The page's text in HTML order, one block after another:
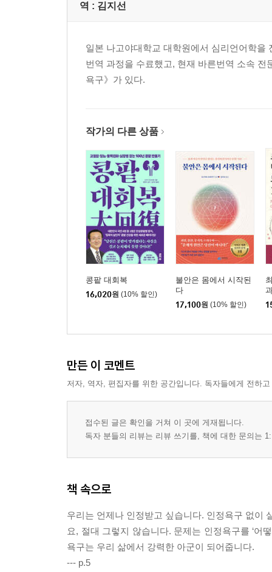
역 : 김지선
일본 나고야대학교 대학원에서 심리언어학
번역 과정을 수료했고, 현재 바른번역 소속
욕구》가 있다.
작가의 다른 상품
콩팥 대회복
16,020원 (10% 할인)
불안은 몸에서 시작된
다
17,100원 (10% 할인)
만든 이 코멘트
저자, 역자, 편집자를 위한 공간입니다. 독자들에게 전하
접수된 글은 확인을 거쳐 이 곳에 게재됩니다.
독자 분들의 리뷰는 리뷰 쓰기를, 책에 대한 문의는
책 속으로
우리는 언제나 인정받고 싶습니다. 인정욕구 없이
요, 절대 그렇지 않습니다. 문제는 인정욕구를 ‘어
욕구는 우리 삶에서 강력한 아군이 되어줍니다.
--- p.5